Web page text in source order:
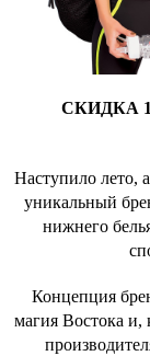
СКИДКА
Наступило лето,
уникальный
нижнего
Концепция
магия Востока и,